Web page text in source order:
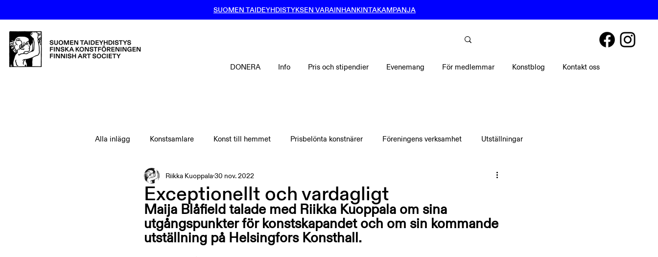
SUOMEN TAIDEYHDISTYKSEN VARAINHANKINTAKAMPANJA
DONERA Info Pris och stipendier Evenemang För medlemmar Konstblog Kontakt oss
Alla inlägg Konstsamlare Konst till hemmet Prisbelönta konstnärer Föreningens verksamhet Utställningar
Exceptionellt och vardagligt
Riikka Kuoppala30 nov. 2022
Maija Blåfield talade med Riikka Kuoppala om sina
utgångspunkter för konstskapandet och om sin kommande
utställning på Helsingfors Konsthall.